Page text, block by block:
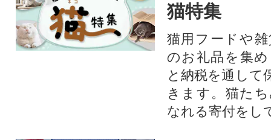
猫特集
猫用フードや
のお礼品を集
と納税を通して
きます。猫た
なれる寄付をし